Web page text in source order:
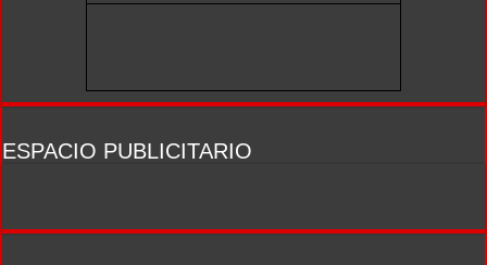
ESPACIO PUBLICITARIO